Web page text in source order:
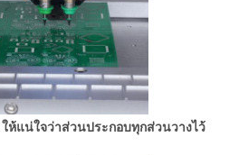
ห้แน่ใจว่าส่วนประกอบทุกส่วนวางไว้